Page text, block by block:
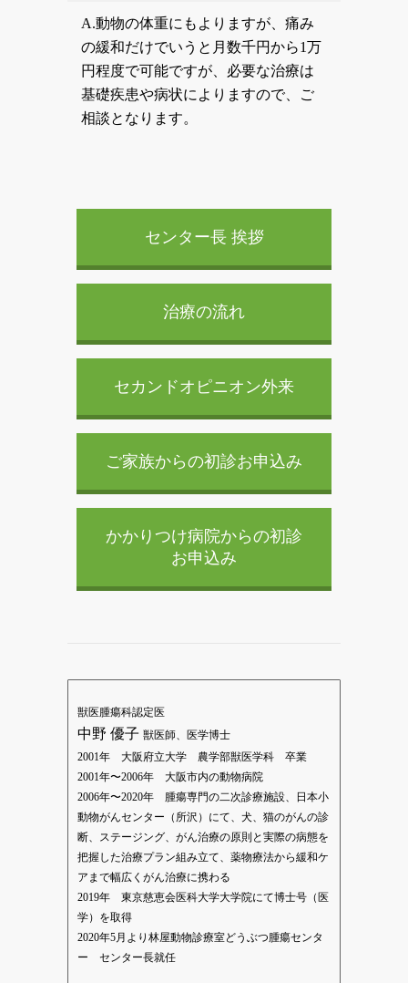
A.動物の体重にもよりますが、痛み
の緩和だけでいうと月数千円から1万
円程度で可能ですが、必要な治療は
基礎疾患や病状によりますので、ご
相談となります。
センター長 挨拶
治療の流れ
セカンドオピニオン外来
ご家族からの初診お申込み
かかりつけ病院からの初診
お申込み
獣医腫瘍科認定医
中野 優子 獣医師、医学博士
2001年 大阪府立大学 農学部獣医学科 卒業
2001年〜2006年 大阪市内の動物病院
2006年〜2020年 腫瘍専門の二次診療施設、日本小
動物がんセンター（所沢）にて、犬、猫のがんの診
断、ステージング、がん治療の原則と実際の病態を
把握した治療プラン組み立て、薬物療法から緩和ケ
アまで幅広くがん治療に携わる
2019年 東京慈恵会医科大学大学院にて博士号（医
学）を取得
2020年5月より林屋動物診療室どうぶつ腫瘍センタ
ー センター長就任